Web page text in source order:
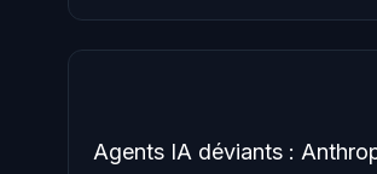
Agents IA déviants :